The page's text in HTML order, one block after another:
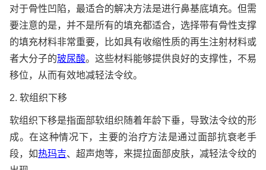
对于骨性凹陷，最适合的解决方法是进行鼻基底填充。但需
要注意的是，并不是所有的填充都适合，选择带有骨性支撑
的填充材料非常重要，比如具有收缩性质的再生注射材料或
者大分子的玻尿酸。这些材料能够提供良好的支撑性，不易
移位，从而有效地减轻法令纹。
2. 软组织下移
软组织下移是指面部软组织随着年龄下垂，导致法令纹的形
成。在这种情况下，主要的治疗方法是通过面部抗衰老手
段，如热玛吉、超声炮等，来提拉面部皮肤，减轻法令纹的